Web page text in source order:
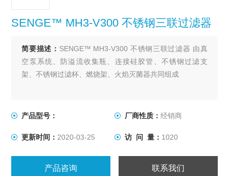
SENGE™ MH3-V300 不锈钢三联过滤器
简要描述： SENGE™ MH3-V300 不锈钢三联过滤器 由真
空泵系统、防溢流收集瓶、连接硅胶管、不锈钢过滤支
架、不锈钢过滤杯、燃烧架、火焰灭菌器共同组成
产品型号： 厂商性质： 经销商
更新时间： 2020-03-25 访 问 量： 1020
产品咨询 联系我们